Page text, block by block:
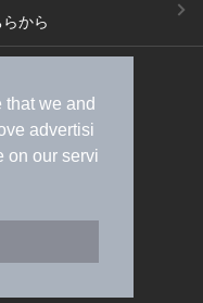
that we and
advertisi
on our servi
から
告出稿のご案内
規約
ルプ
採用情報